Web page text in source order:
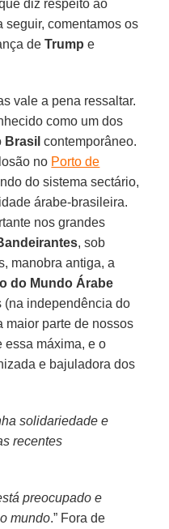
diz respeito ao
seguir, comentamos os
deTrump e
vale a pena ressaltar.
como um dos
Brasil contemporâneo.
no Porto de
do sistema sectário,
árabe-brasileira.
nos grandes
, sob
manobra antiga, a
do Mundo Árabe
(na independência do
maior parte de nossos
essa máxima, e o
e bajuladora dos
solidariedade e
recentes
preocupado e
mundo.” Fora de